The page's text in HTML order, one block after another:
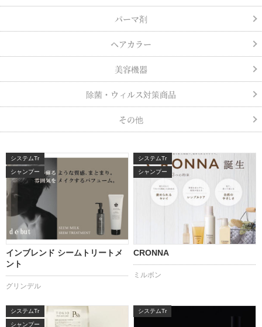
パーマ剤
ヘアカラー
美容機器
除菌・ウィルス対策商品
その他
システムTr
シャンプー
インブレンド シームトリートメ
ント
グリンデル
システムTr
シャンプー
CRONNA
ミルボン
システムTr
シャンプー
システムTr